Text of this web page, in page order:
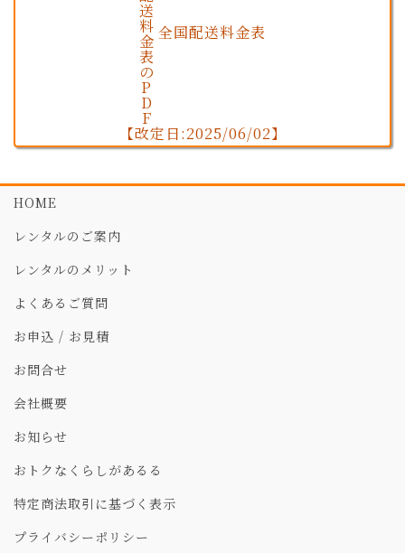
全国配送料金表
【改定日:2025/06/02】
HOME
レンタルのご案内
レンタルのメリット
よくあるご質問
お申込 / お見積
お問合せ
会社概要
お知らせ
おトクなくらしがあるる
特定商法取引に基づく表示
プライバシーポリシー